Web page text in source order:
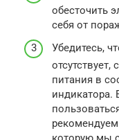
обесточить
себя от
Убедитесь,
питания в
индикатора.